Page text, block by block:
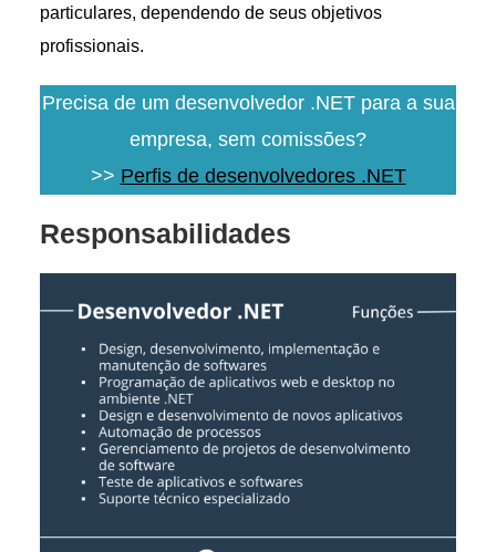
particulares, dependendo de seus objetivos
profissionais.
Precisa de um desenvolvedor .NET para a sua
empresa, sem comissões?
>> Perfis de desenvolvedores .NET
Responsabilidades